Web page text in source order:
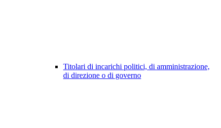
Titolari di incarichi politici, di amministrazione,
di direzione o di governo